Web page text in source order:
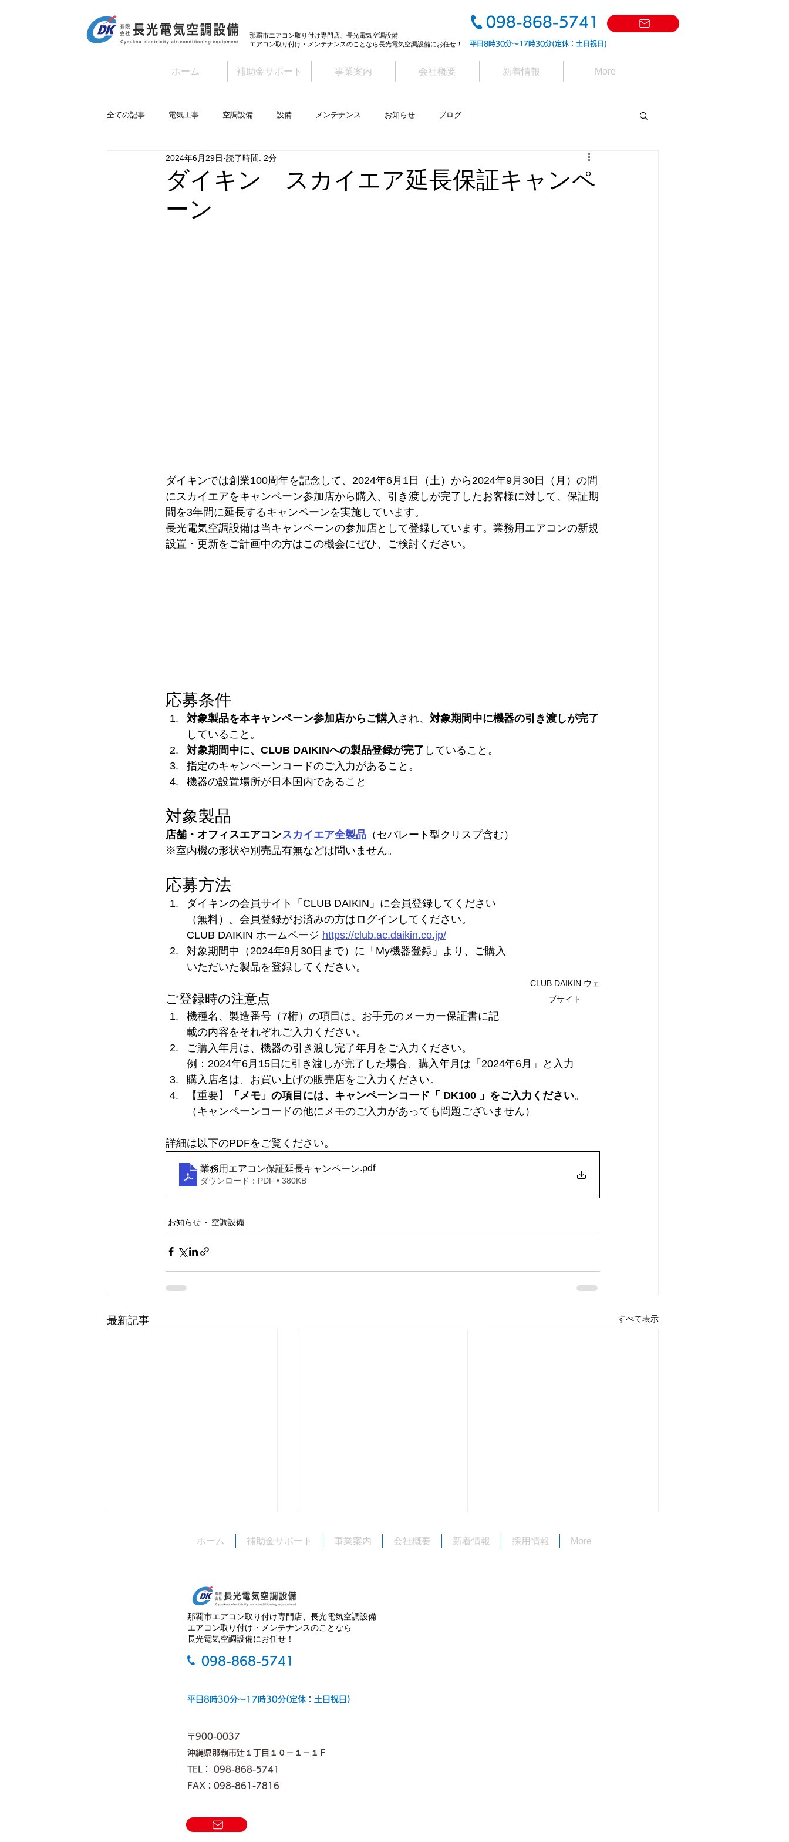
那覇市エアコン取り付け専門店、長光電気空調設備
エアコン取り付け・メンテナンスのことなら長光電気空調設備にお任せ！
098-868-5741
平日8時30分～17時30分(定休：土日祝日)
ホーム 補助金サポート 事業案内 会社概要 新着情報 More
全ての記事 電気工事 空調設備 設備 メンテナンス お知らせ ブログ
ダイキン スカイエア延長保証キャンペ
ーン
2024年6月29日 読了時間: 2分
ダイキンでは創業100周年を記念して、2024年6月1日（土）から2024年9月30日（月）の間
にスカイエアをキャンペーン参加店から購入、引き渡しが完了したお客様に対して、保証期
間を3年間に延長するキャンペーンを実施しています。
長光電気空調設備は当キャンペーンの参加店として登録しています。業務用エアコンの新規
設置・更新をご計画中の方はこの機会にぜひ、ご検討ください。
応募条件
対象製品を本キャンペーン参加店からご購入 され、 対象期間中に機器の引き渡しが完了
していること。
対象期間中に、CLUB DAIKINへの製品登録が完了 していること。
指定のキャンペーンコードのご入力があること。
機器の設置場所が日本国内であること
対象製品
店舗・オフィスエアコンスカイエア全製品 （セパレート型クリスプ含む）
※室内機の形状や別売品有無などは問いません。
応募方法
CLUB DAIKIN ウェ
ブサイト
ダイキンの会員サイト「CLUB DAIKIN」に会員登録してください
（無料）。会員登録がお済みの方はログインしてください。
CLUB DAIKIN ホームページ https://club.ac.daikin.co.jp/
対象期間中（2024年9月30日まで）に「My機器登録」より、ご購入
いただいた製品を登録してください。
ご登録時の注意点
機種名、製造番号（7桁）の項目は、お手元のメーカー保証書に記
載の内容をそれぞれご入力ください。
ご購入年月は、機器の引き渡し完了年月をご入力ください。
例：2024年6月15日に引き渡しが完了した場合、購入年月は「2024年6月」と入力
購入店名は、お買い上げの販売店をご入力ください。
【重要】
「メモ」の項目には、キャンペーンコード「 DK100 」をご入力ください。
（キャンペーンコードの他にメモのご入力があっても問題ございません）
詳細は以下のPDFをご覧ください。
業務用エアコン保証延長キャンペーン.pdf
ダウンロード：PDF • 380KB
お知らせ 空調設備
最新記事 すべて表示
台風接近時の対応について
当社では、台風接近時、バスが止
まったら休業となっております。
ご理解とご協力の程よろしくお願
い申し上げます。
沖縄の体育館や工場の暑熱・
旧盆期間中の営業について
ホーム 補助金サポート 事業案内 会社概要 新着情報 採用情報 More
098-868-5741
平日8時30分～17時30分(定休：土日祝日)
〒900-0037
沖縄県那覇市辻１丁目１０－１－１Ｆ
TEL： 098-868-5741
FAX：098-861-7816
那覇市エアコン取り付け専門店、長光電気空調設備
エアコン取り付け・メンテナンスのことなら
長光電気空調設備にお任せ！